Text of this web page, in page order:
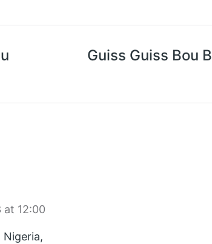
Guiss Guiss Bou
12:00
Nigeria,